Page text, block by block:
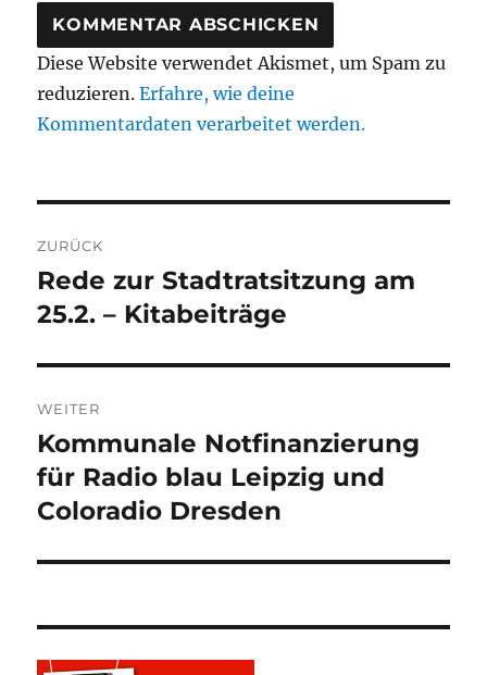
Diese Website verwendet Akismet, um Spam zu
reduzieren.Erfahre, wie deine
Kommentardaten verarbeitet werden.
ZURÜCK
Vorheriger
Beitrag:
Rede zur Stadtratsitzung am
25.2. – Kitabeiträge
WEITER
Nächster
Beitrag:
Kommunale Notfinanzierung
für Radio blau Leipzig und
Coloradio Dresden